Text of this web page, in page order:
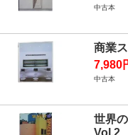
中古本
商業
7,980
中古本
世界
Vol.2